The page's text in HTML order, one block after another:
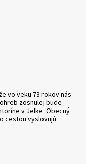
vo veku 73 rokov nás
zosnulej bude
v Jelke. Obecný
cestou vyslovujú